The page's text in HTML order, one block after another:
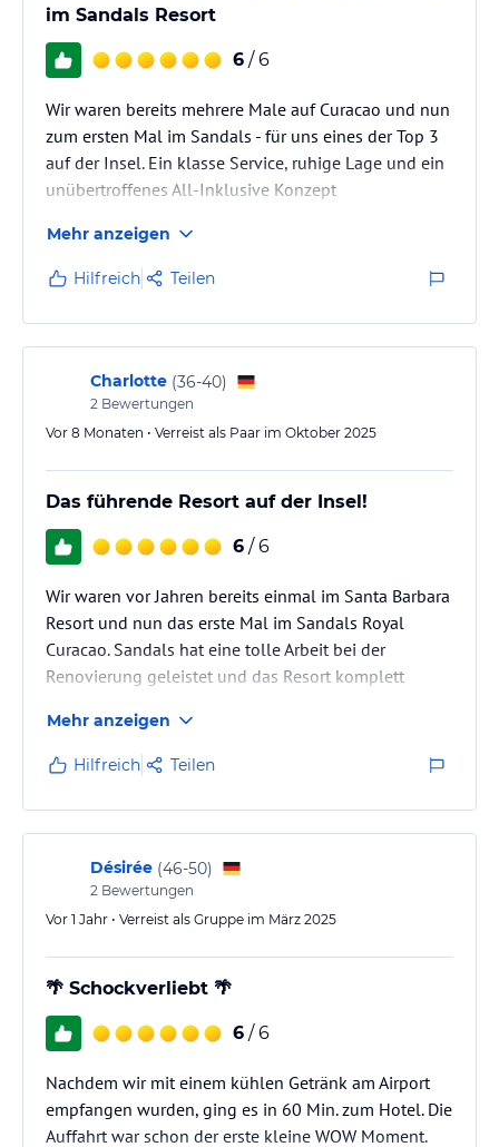
im Sandals Resort
6 / 6
Wir waren bereits mehrere Male auf Curacao und nun
zum ersten Mal im Sandals - für uns eines der Top 3
auf der Insel. Ein klasse Service, ruhige Lage und ein
unübertroffenes All-Inklusive Konzept
Mehr anzeigen
Hilfreich Teilen
Charlotte (36-40)
2 Bewertungen
Vor 8 Monaten • Verreist als Paar im Oktober 2025
Das führende Resort auf der Insel!
6 / 6
Wir waren vor Jahren bereits einmal im Santa Barbara
Resort und nun das erste Mal im Sandals Royal
Curacao. Sandals hat eine tolle Arbeit bei der
Renovierung geleistet und das Resort komplett
perfekt für Leute, die Ruhe und Entspannung suchen.
Dennoch ist man sehr schnell in der Stadt und hat
guten Zugang zu den anderen Sehenswürdigkeiten
der Insel
Mehr anzeigen
Hilfreich Teilen
Désirée (46-50)
2 Bewertungen
Vor 1 Jahr • Verreist als Gruppe im März 2025
🌴 Schockverliebt 🌴
6 / 6
Nachdem wir mit einem kühlen Getränk am Airport
empfangen wurden, ging es in 60 Min. zum Hotel. Die
Auffahrt war schon der erste kleine WOW Moment.